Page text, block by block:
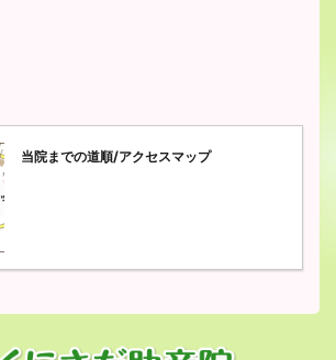
当院までの道順/アクセスマップ